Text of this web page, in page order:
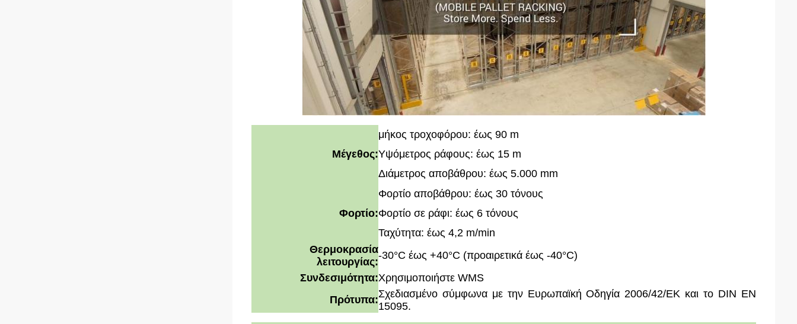
Μέγεθος:
μήκος τροχοφόρου: έως 90 m
Υψόμετρος ράφους: έως 15 m
Διάμετρος αποβάθρου: έως 5.000 mm
Φορτίο:
Φορτίο αποβάθρου: έως 30 τόνους
Φορτίο σε ράφι: έως 6 τόνους
Ταχύτητα: έως 4,2 m/min
Θερμοκρασία
λειτουργίας:
-30°C έως +40°C (προαιρετικά έως -40°C)
Συνδεσιμότητα:Χρησιμοποιήστε WMS
Πρότυπα:Σχεδιασμένο σύμφωνα με την Ευρωπαϊκή Οδηγία 2006/42/ΕΚ και το DIN EN
15095.